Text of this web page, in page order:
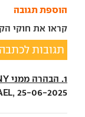
הוספת תגובה
קראו את חוקי
תגובות לכתבה
1. הבהרה ממני DANY מישראל
25-06-2025